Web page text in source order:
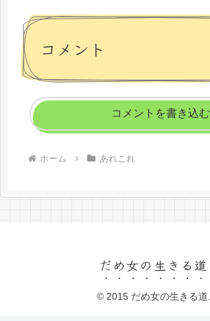
コメント
コメントを書き込む
ホーム あれこれ
だめ女の生きる道
© 2015 だめ女の生きる道.